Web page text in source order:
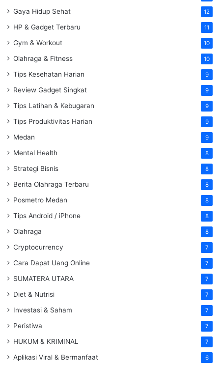
Gaya Hidup Sehat 12
HP & Gadget Terbaru 11
Gym & Workout 10
Olahraga & Fitness 10
Tips Kesehatan Harian 9
Review Gadget Singkat 9
Tips Latihan & Kebugaran 9
Tips Produktivitas Harian 9
Medan 9
Mental Health 8
Strategi Bisnis 8
Berita Olahraga Terbaru 8
Posmetro Medan 8
Tips Android / iPhone 8
Olahraga 8
Cryptocurrency 7
Cara Dapat Uang Online 7
SUMATERA UTARA 7
Diet & Nutrisi 7
Investasi & Saham 7
Peristiwa 7
HUKUM & KRIMINAL 7
Aplikasi Viral & Bermanfaat 6